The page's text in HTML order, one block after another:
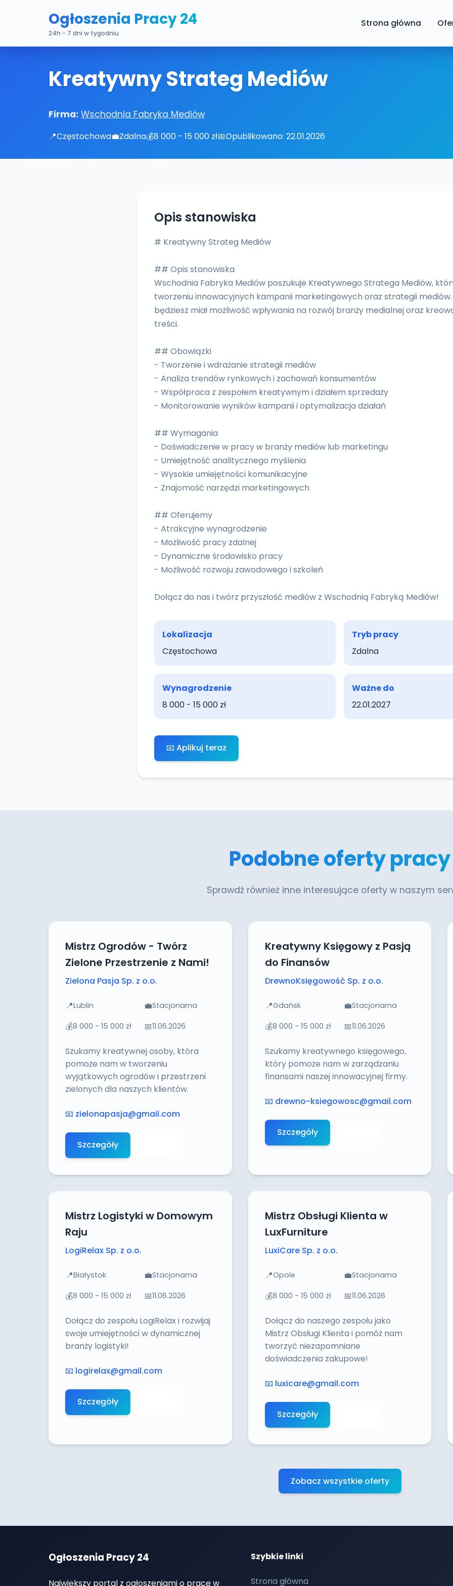
Ogłoszenia Pracy 24
24h - 7 dni w tygodniu
Strona główna
Kreatywny Strateg Mediów
Firma: Wschodnia Fabryka Mediów
📍Częstochowa💼Zdalna💰8 000 - 15 000 zł📅Opublikowano: 22.01.2026
Opis stanowiska
# Kreatywny Strateg Mediów
## Opis stanowiska
Wschodnia Fabryka Mediów poszukuje Kreatywnego Stratega Mediów,
tworzeniu innowacyjnych kampanii marketingowych oraz strategii
będziesz miał możliwość wpływania na rozwój branży medialnej oraz
treści.
## Obowiązki
- Tworzenie i wdrażanie strategii mediów
- Analiza trendów rynkowych i zachowań konsumentów
- Współpraca z zespołem kreatywnym i działem sprzedaży
- Monitorowanie wyników kampanii i optymalizacja działań
## Wymagania
- Doświadczenie w pracy w branży mediów lub marketingu
- Umiejętność analitycznego myślenia
- Wysokie umiejętności komunikacyjne
- Znajomość narzędzi marketingowych
## Oferujemy
- Atrakcyjne wynagrodzenie
- Możliwość pracy zdalnej
- Dynamiczne środowisko pracy
- Możliwość rozwoju zawodowego i szkoleń
Dołącz do nas i twórz przyszłość mediów z Wschodnią Fabryką Mediów!
Lokalizacja
Częstochowa
Tryb pracy
Zdalna
Wynagrodzenie
8 000 - 15 000 zł
Ważne do
22.01.2027
📧 Aplikuj teraz
Podobne oferty pracy
Sprawdź również inne interesujące oferty w naszym
Mistrz Ogrodów - Twórz
Zielone Przestrzenie z Nami!
Zielona Pasja Sp. z o.o.
📍Lublin 💼Stacjonarna
💰8 000 - 15 000 zł 📅11.06.2026
Szukamy kreatywnej osoby, która
pomoże nam w tworzeniu
wyjątkowych ogrodów i przestrzeni
zielonych dla naszych klientów.
📧 zielonapasja@gmail.com
Szczegóły
Kreatywny Księgowy z Pasją
do Finansów
DrewnoKsięgowość Sp. z o.o.
📍Gdańsk 💼Stacjonarna
💰8 000 - 15 000 zł 📅11.06.2026
Szukamy kreatywnego księgowego,
który pomoże nam w zarządzaniu
finansami naszej innowacyjnej firmy.
📧 drewno-ksiegowosc@gmail.com
Szczegóły
Mistrz Logistyki w Domowym
Raju
LogiRelax Sp. z o.o.
📍Białystok 💼Stacjonarna
💰8 000 - 15 000 zł 📅11.06.2026
Dołącz do zespołu LogiRelax i rozwijaj
swoje umiejętności w dynamicznej
branży logistyki!
📧 logirelax@gmail.com
Szczegóły
Mistrz Obsługi Klienta w
LuxFurniture
LuxiCare Sp. z o.o.
📍Opole 💼Stacjonarna
💰8 000 - 15 000 zł 📅11.06.2026
Dołącz do naszego zespołu jako
Mistrz Obsługi Klienta i pomóż nam
tworzyć niezapomniane
doświadczenia zakupowe!
📧 luxicare@gmail.com
Szczegóły
Zobacz wszystkie oferty
Ogłoszenia Pracy 24
Największy portal z ogłoszeniami o pracę w
Szybkie linki
Strona główna